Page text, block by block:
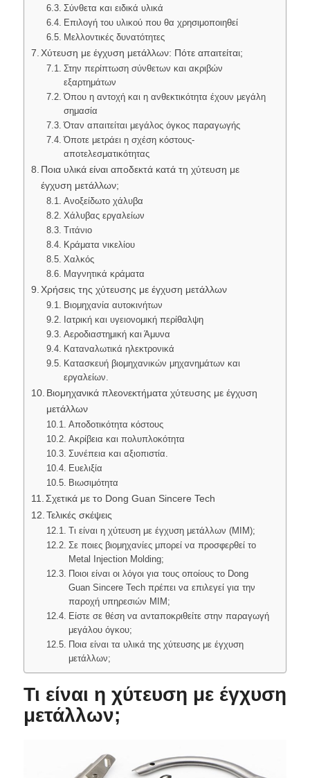
Σύνθετα και ειδικά υλικά
Επιλογή του υλικού που θα χρησιμοποιηθεί
Μελλοντικές δυνατότητες
Χύτευση με έγχυση μετάλλων: Πότε απαιτείται;
Στην περίπτωση σύνθετων και ακριβών
εξαρτημάτων
Όπου η αντοχή και η ανθεκτικότητα έχουν μεγάλη
σημασία
Όταν απαιτείται μεγάλος όγκος παραγωγής
Όποτε μετράει η σχέση κόστους-
αποτελεσματικότητας
Ποια υλικά είναι αποδεκτά κατά τη χύτευση με
έγχυση μετάλλων;
Ανοξείδωτο χάλυβα
Χάλυβας εργαλείων
Τιτάνιο
Κράματα νικελίου
Χαλκός
Μαγνητικά κράματα
Χρήσεις της χύτευσης με έγχυση μετάλλων
Βιομηχανία αυτοκινήτων
Ιατρική και υγειονομική περίθαλψη
Αεροδιαστημική και Άμυνα
Καταναλωτικά ηλεκτρονικά
Κατασκευή βιομηχανικών μηχανημάτων και
εργαλείων.
Βιομηχανικά πλεονεκτήματα χύτευσης με έγχυση
μετάλλων
Αποδοτικότητα κόστους
Ακρίβεια και πολυπλοκότητα
Συνέπεια και αξιοπιστία.
Ευελιξία
Βιωσιμότητα
Σχετικά με το Dong Guan Sincere Tech
Τελικές σκέψεις
Τι είναι η χύτευση με έγχυση μετάλλων (MIM);
Σε ποιες βιομηχανίες μπορεί να προσφερθεί το
Metal Injection Molding;
Ποιοι είναι οι λόγοι για τους οποίους το Dong
Guan Sincere Tech πρέπει να επιλεγεί για την
παροχή υπηρεσιών MIM;
Είστε σε θέση να ανταποκριθείτε στην παραγωγή
μεγάλου όγκου;
Ποια είναι τα υλικά της χύτευσης με έγχυση
μετάλλων;
Τι είναι η χύτευση με έγχυση
μετάλλων;